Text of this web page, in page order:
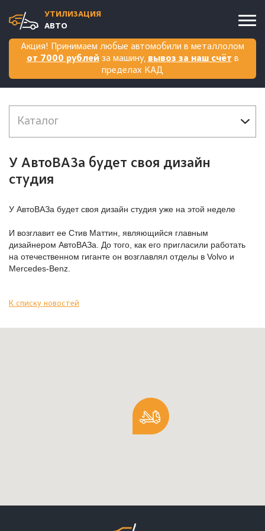
УТИЛИЗАЦИЯ
АВТО
Акция! Принимаем любые автомобили в металлолом
от 7000 рублей за машину, вывоз за наш счёт в
пределах КАД
Каталог
Автомобили после ДТП
Мотоциклы
У АвтоВАЗа будет своя дизайн
студия
У АвтоВАЗа будет своя дизайн студия уже на этой неделе
И возглавит ее Стив Маттин, являющийся главным
дизайнером АвтоВАЗа. До того, как его пригласили работать
на отечественном гиганте он возглавлял отделы в Volvo и
Mercedes-Benz.
К списку новостей